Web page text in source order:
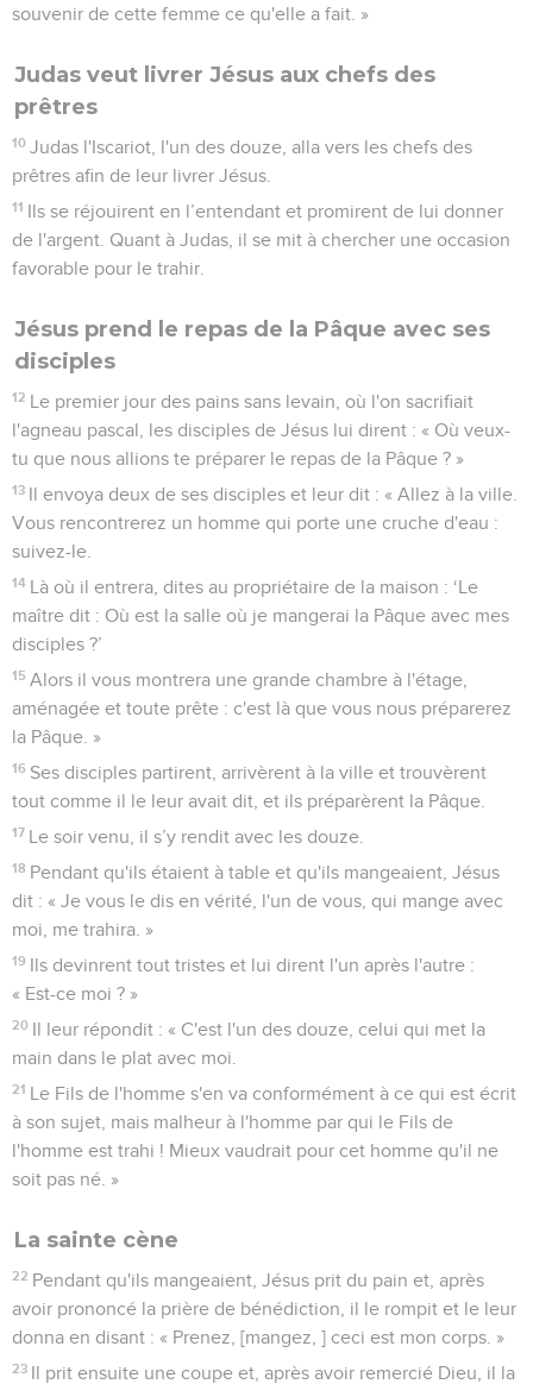
souvenir de cette femme ce qu'elle a fait. »
Judas veut livrer Jésus aux chefs des
prêtres
10 Judas l'Iscariot, l'un des douze, alla vers les chefs des
prêtres afin de leur livrer Jésus.
11 Ils se réjouirent en l’entendant et promirent de lui donner
de l'argent. Quant à Judas, il se mit à chercher une occasion
favorable pour le trahir.
Jésus prend le repas de la Pâque avec ses
disciples
12 Le premier jour des pains sans levain, où l'on sacrifiait
l'agneau pascal, les disciples de Jésus lui dirent : « Où veux-
tu que nous allions te préparer le repas de la Pâque ? »
13 Il envoya deux de ses disciples et leur dit : « Allez à la ville.
Vous rencontrerez un homme qui porte une cruche d'eau :
suivez-le.
14 Là où il entrera, dites au propriétaire de la maison : ‘Le
maître dit : Où est la salle où je mangerai la Pâque avec mes
disciples ?’
15 Alors il vous montrera une grande chambre à l'étage,
aménagée et toute prête : c'est là que vous nous préparerez
la Pâque. »
16 Ses disciples partirent, arrivèrent à la ville et trouvèrent
tout comme il le leur avait dit, et ils préparèrent la Pâque.
17 Le soir venu, il s’y rendit avec les douze.
18 Pendant qu'ils étaient à table et qu'ils mangeaient, Jésus
dit : « Je vous le dis en vérité, l'un de vous, qui mange avec
moi, me trahira. »
19 Ils devinrent tout tristes et lui dirent l'un après l'autre :
« Est-ce moi ? »
20 Il leur répondit : « C'est l'un des douze, celui qui met la
main dans le plat avec moi.
21 Le Fils de l'homme s'en va conformément à ce qui est écrit
à son sujet, mais malheur à l'homme par qui le Fils de
l'homme est trahi ! Mieux vaudrait pour cet homme qu'il ne
soit pas né. »
La sainte cène
22 Pendant qu'ils mangeaient, Jésus prit du pain et, après
avoir prononcé la prière de bénédiction, il le rompit et le leur
donna en disant : « Prenez, [mangez, ] ceci est mon corps. »
23 Il prit ensuite une coupe et, après avoir remercié Dieu, il la